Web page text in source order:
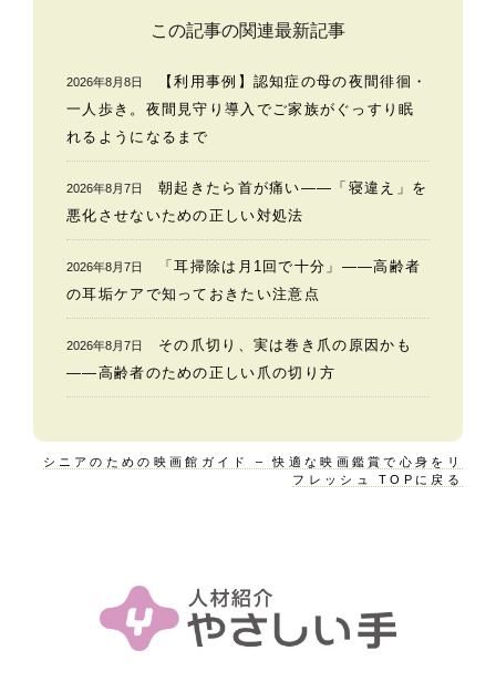
この記事の関連最新記事
2026年8月8日
【利用事例】認知症の母の夜間徘徊・
一人歩き。夜間見守り導入でご家族がぐっすり眠
れるようになるまで
2026年8月7日
朝起きたら首が痛い——「寝違え」を
悪化させないための正しい対処法
2026年8月7日
「耳掃除は月1回で十分」——高齢者
の耳垢ケアで知っておきたい注意点
2026年8月7日
その爪切り、実は巻き爪の原因かも
——高齢者のための正しい爪の切り方
シニアのための映画館ガイド – 快適な映画鑑賞で心身をリ
フレッシュ TOPに戻る